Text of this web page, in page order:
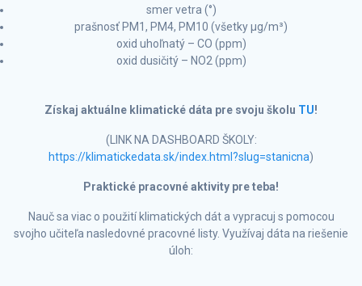
smer vetra (°)
prašnosť PM1, PM4, PM10 (všetky µg/m³)
oxid uhoľnatý – CO (ppm)
oxid dusičitý – NO2 (ppm)
Získaj aktuá lne klimatické dáta pre svoju školu TU!
(LINK NA DASHBOARD ŠKOLY:
https://klimatickedata.sk/index.html?slug=stanicna)
Praktické pracovné aktivity pre teba!
Nauč sa viac o použití klimatických dát a vypracuj s pomocou
svojho učiteľa nasledovné pracovné listy. Využívaj dáta na riešenie
úloh: